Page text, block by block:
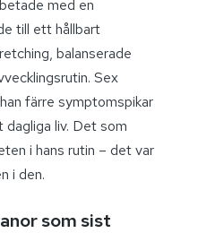
med en
till ett hållbart
balanserade
Sex
färre symptomspikar
liv. Det som
i hans rutin – det var
i den.
som sist